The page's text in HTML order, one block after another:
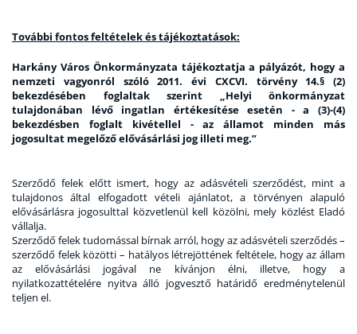
További fontos feltételek és tájékoztatások:
Harkány Város Önkormányzata tájékoztatja a pályázót, hogy a
nemzeti vagyonról szóló 2011. évi CXCVI. törvény 14.§ (2)
bekezdésében foglaltak szerint „Helyi önkormányzat
tulajdonában lévő ingatlan értékesítése esetén - a (3)-(4)
bekezdésben foglalt kivétellel - az államot minden más
jogosultat megelőző elővásárlási jog illeti meg.”
Szerződő felek előtt ismert, hogy az adásvételi szerződést, mint a
tulajdonos által elfogadott vételi ajánlatot, a törvényen alapuló
elővásárlásra jogosulttal közvetlenül kell közölni, mely közlést Eladó
vállalja.
Szerződő felek tudomással bírnak arról, hogy az adásvételi szerződés –
szerződő felek közötti – hatályos létrejöttének feltétele, hogy az állam
az elővásárlási jogával ne kívánjon élni, illetve, hogy a
nyilatkozattételére nyitva álló jogvesztő határidő eredménytelenül
teljen el.